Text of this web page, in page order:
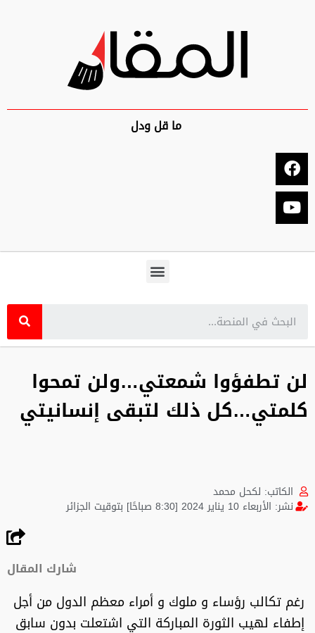
ما قل ودل
لن تطفؤوا شمعتي…ولن تمحوا
كلمتي…كل ذلك لتبقى إنسانيتي
الكاتب: لكحل محمد
نشر: الأربعاء 10 يناير 2024 [8:30 صباحًا] بتوقيت الجزائر
شارك المقال
رغم تكالب رؤساء و ملوك و أمراء معظم الدول من أجل
إطفاء لهيب الثورة المباركة التي اشتعلت بدون سابق